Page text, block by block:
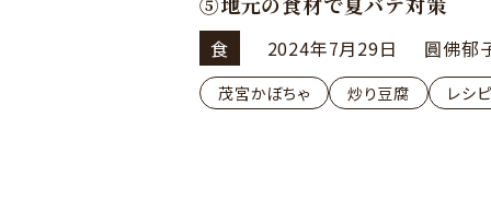
食 2024年7月29日 圓佛郁
茂宮かぼちゃ 炒り豆腐 レシピ